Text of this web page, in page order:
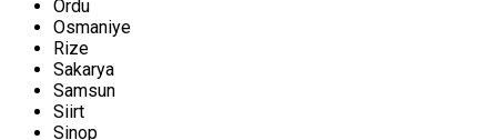
Ordu
Osmaniye
Rize
Sakarya
Samsun
Siirt
Sinop